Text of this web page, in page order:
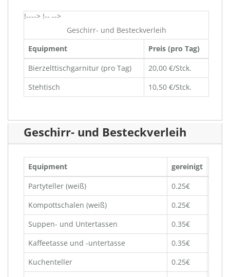
!----> !-- -->
Geschirr- und Besteckverleih
Equipment
Preis (pro Tag)
Bierzelttischgarnitur (pro Tag)
20,00 €/Stck.
Stehtisch
10,50 €/Stck.
Geschirr- und Besteckverleih
Equipment gereinigt
Partyteller (weiß)
0.25€
Kompottschalen (weiß)
0.25€
Suppen- und Untertassen
0.35€
Kaffeetasse und -untertasse
0.35€
Kuchenteller
0.25€